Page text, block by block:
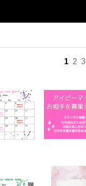
1 2 3